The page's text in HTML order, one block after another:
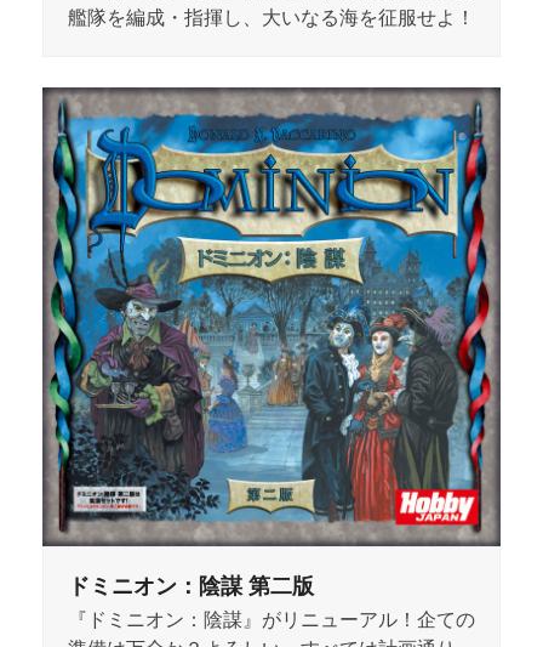
艦隊を編成・指揮し、大いなる海を征服せよ！
ドミニオン：陰謀 第二版
『ドミニオン：陰謀』がリニューアル！企ての